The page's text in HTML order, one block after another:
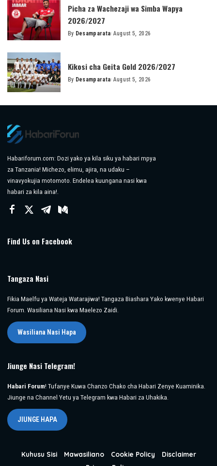
Picha za Wachezaji wa Simba Wapya
2026/2027
Posted
By Desamparata August 5, 2026
Kikosi cha Geita Gold 2026/2027
Posted
By Desamparata August 5, 2026
Habariforum.com: Dozi yako ya kila siku ya habari mpya
za Tanzania! Michezo, elimu, ajira, na udaku –
vinavyokujia motomoto. Endelea kuungana nasi kwa
habari za kila aina!.
Find Us on Facebook
Tangaza Nasi
Fikia Maelfu ya Wateja Watarajiwa! Tangaza Biashara Yako kwenye Habari
Forum. Wasiliana Nasi kwa Maelezo Zaidi.
Wasiliana Nasi Hapa
Jiunge Nasi Telegram!
Habari Forum! Tufanye Kuwa Chanzo Chako cha Habari Zenye Kuaminika.
Jiunge na Channel Yetu ya Telegram kwa Habari za Uhakika.
JIUNGE HAPA
Kuhusu Sisi Mawasiliano Cookie Policy
Disclaimer